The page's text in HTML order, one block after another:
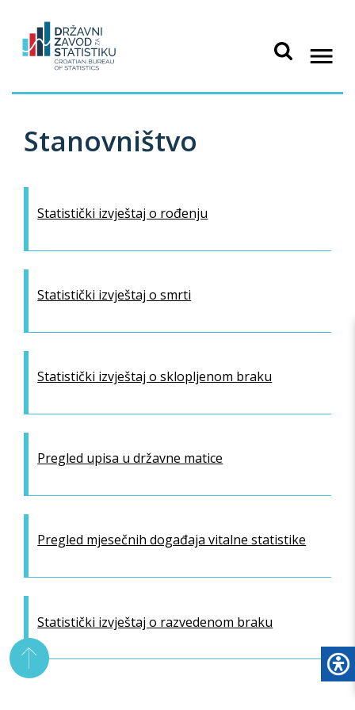
Stanovništvo
Statistički izvještaj o rođenju
Statistički izvještaj o smrti
Statistički izvještaj o sklopljenom braku
Pregled upisa u državne matice
Pregled mjesečnih događaja vitalne statistike
Statistički izvještaj o razvedenom braku